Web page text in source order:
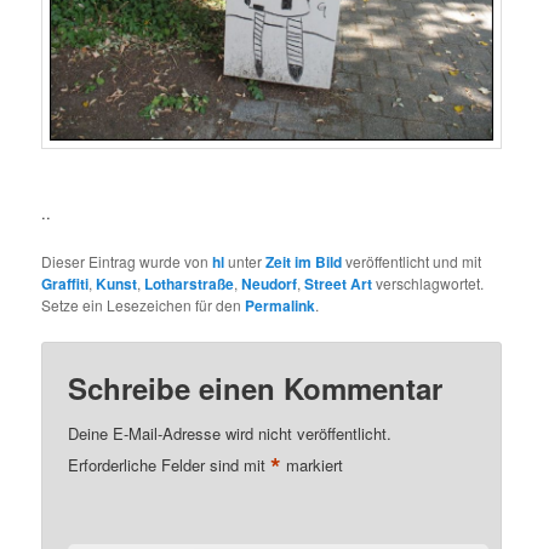
..
Dieser Eintrag wurde vonhlunterZeit im Bildveröffentlicht und mit
Graffiti,Kunst, Lotharstraße,Neudorf,Street Artverschlagwortet.
Setze ein Lesezeichen für den Permalink.
Schreibe einen Kommentar
Deine E-Mail-Adresse wird nicht veröffentlicht.
Erforderliche Felder sind mit* markiert